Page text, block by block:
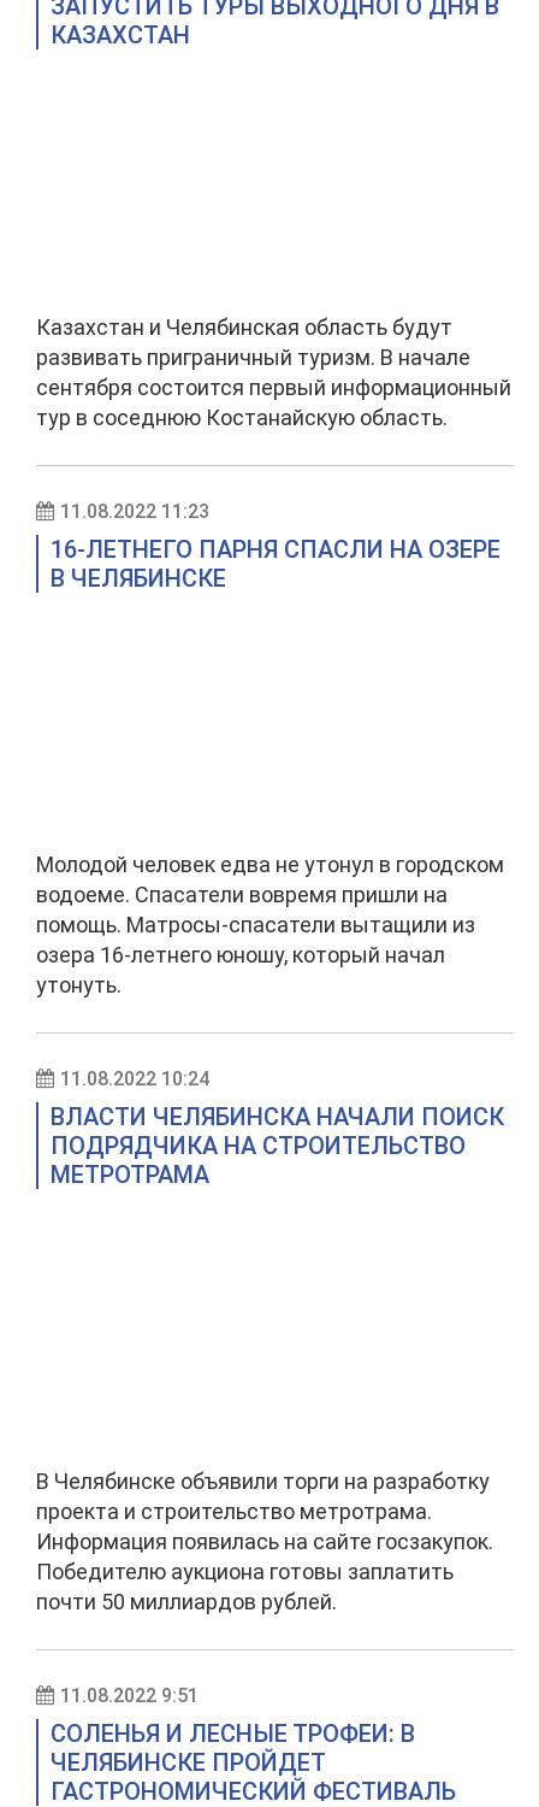
ЗАПУСТИТЬ ТУРЫ ВЫХОДНОГО ДНЯ В
КАЗАХСТАН
Казахстан и Челябинская область будут
развивать приграничный туризм. В начале
сентября состоится первый информационный
тур в соседнюю Костанайскую область.
11.08.2022 11:23
16-ЛЕТНЕГО ПАРНЯ СПАСЛИ НА ОЗЕРЕ
В ЧЕЛЯБИНСКЕ
Молодой человек едва не утонул в городском
водоеме. Спасатели вовремя пришли на
помощь. Матросы-спасатели вытащили из
озера 16-летнего юношу, который начал
утонуть.
11.08.2022 10:24
ВЛАСТИ ЧЕЛЯБИНСКА НАЧАЛИ ПОИСК
ПОДРЯДЧИКА НА СТРОИТЕЛЬСТВО
МЕТРОТРАМА
В Челябинске объявили торги на разработку
проекта и строительство метротрама.
Информация появилась на сайте госзакупок.
Победителю аукциона готовы заплатить
почти 50 миллиардов рублей.
11.08.2022 9:51
СОЛЕНЬЯ И ЛЕСНЫЕ ТРОФЕИ: В
ЧЕЛЯБИНСКЕ ПРОЙДЕТ
ГАСТРОНОМИЧЕСКИЙ ФЕСТИВАЛЬ